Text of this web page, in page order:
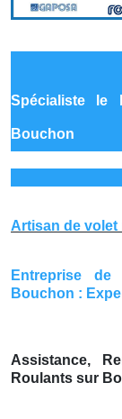
Spécialiste le
Bouchon
Artisan de
Entreprise
Bouchon :
Assistance,
Roulants sur